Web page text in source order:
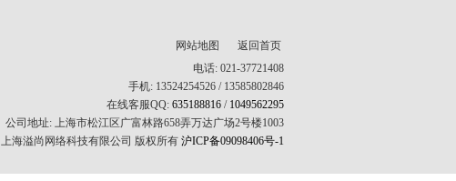
网站地图
返回首页
电话: 021-37721408
手机: 13524254526 / 13585802846
在线客服QQ: 635188816 / 1049562295
公司地址: 上海市松江区广富林路658弄万达广场2号楼1003
上海溢尚网络科技有限公司 版权所有 沪ICP备09098406号-1